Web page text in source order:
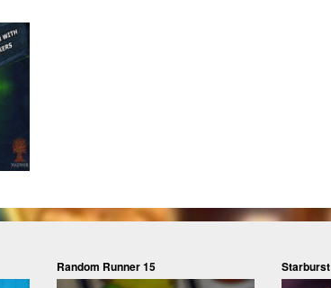
Random Runner 15 Starburst